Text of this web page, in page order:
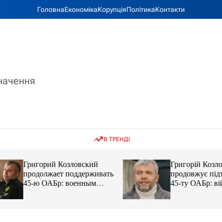
ГоловнаЕкономікаКорупціяПолітикаКонтакти
В ТРЕНДІ
Григорий Козловский
продолжает поддерживать
45-ю ОАБр: военным
Григорій
продовжує
45-ту ОАБр:
передали